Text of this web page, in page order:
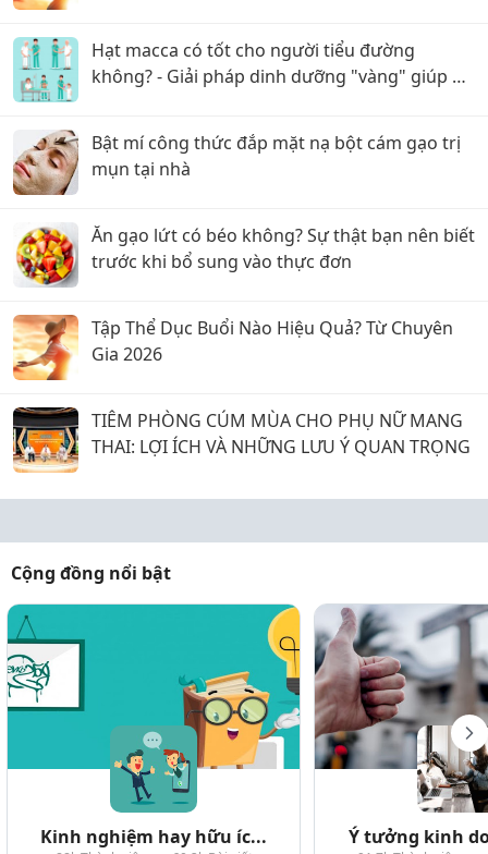
Hạt macca có tốt cho người tiểu đường
không? - Giải pháp dinh dưỡng "vàng" giúp ổn
Bật mí công thức đắp mặt nạ bột cám gạo trị
mụn tại nhà
Ăn gạo lứt có béo không? Sự thật bạn nên biết
trước khi bổ sung vào thực đơn
Tập Thể Dục Buổi Nào Hiệu Quả? Từ Chuyên
Gia 2026
TIÊM PHÒNG CÚM MÙA CHO PHỤ NỮ MANG
THAI: LỢI ÍCH VÀ NHỮNG LƯU Ý QUAN TRỌNG
Cộng đồng nổi bật
Kinh nghiệm hay hữu íc... Ý tưởng kinh